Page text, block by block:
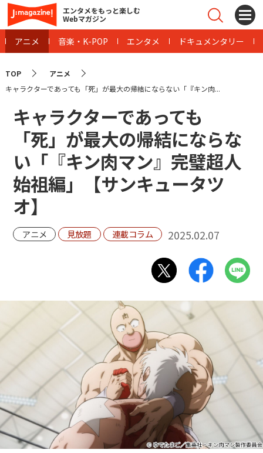
エンタメをもっと楽しむ
Webマガジン
アニメ 音楽・K-POP エンタメ ドキュメンタリー
TOP
アニメ
キャラクターであっても「死」が最大の帰結にならない「『キン肉...
キャラクターであっても
「死」が最大の帰結にならな
い「『キン肉マン』完璧超人
始祖編」【サンキュータツ
オ】
アニメ 見放題 連載コラム 2025.02.07